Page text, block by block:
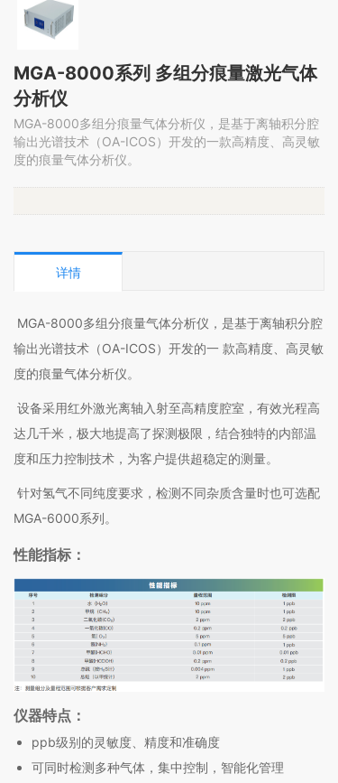
MGA-8000系列 多组分痕量激光气体
分析仪
MGA-8000多组分痕量气体分析仪，是基于离轴积分腔
输出光谱技术（OA-ICOS）开发的一款高精度、高灵敏
度的痕量气体分析仪。
详情
MGA-8000多组分痕量气体分析仪，是基于离轴积分腔
输出光谱技术（OA-ICOS）开发的一 款高精度、高灵敏
度的痕量气体分析仪。
设备采用红外激光离轴入射至高精度腔室，有效光程高
达几千米，极大地提高了探测极限，结合独特的内部温
度和压力控制技术，为客户提供超稳定的测量。
针对氢气不同纯度要求，检测不同杂质含量时也可选配
MGA-6000系列。
性能指标：
仪器特点：
ppb级别的灵敏度、精度和准确度
可同时检测多种气体，集中控制，智能化管理